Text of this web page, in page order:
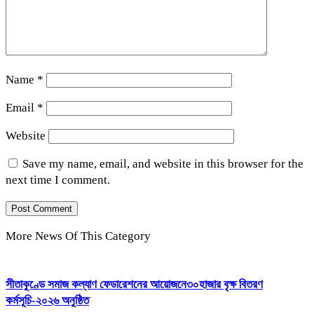
Name *
Email *
Website
Save my name, email, and website in this browser for the
next time I comment.
More News Of This Category
সীতাকুণ্ডে সমাজ কল্যাণ ফেডারেশনের আয়োজনে৩০হাজার বৃক্ষ বিতরণ
কর্মসূচি-২০২৬ অনুষ্ঠিত